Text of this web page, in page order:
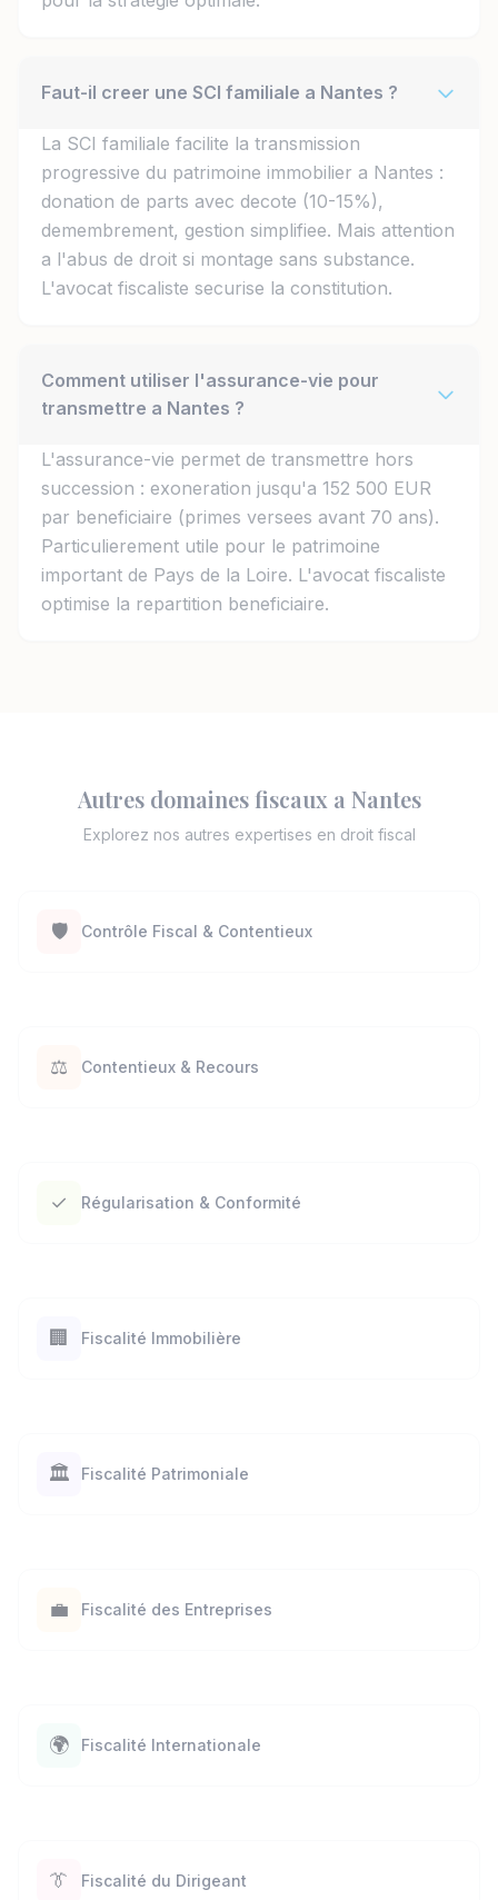
Faut-il creer une SCI familiale a Nantes ?
La SCI familiale facilite la transmission
progressive du patrimoine immobilier a Nantes :
donation de parts avec decote (10-15%),
demembrement, gestion simplifiee. Mais attention
a l'abus de droit si montage sans substance.
L'avocat fiscaliste securise la constitution.
Comment utiliser l'assurance-vie pour
transmettre a Nantes ?
L'assurance-vie permet de transmettre hors
succession : exoneration jusqu'a 152 500 EUR
par beneficiaire (primes versees avant 70 ans).
Particulierement utile pour le patrimoine
important de Pays de la Loire. L'avocat fiscaliste
optimise la repartition beneficiaire.
Autres domaines fiscaux a Nantes
Explorez nos autres expertises en droit fiscal
🛡️ Contrôle Fiscal & Contentieux
⚖️ Contentieux & Recours
✓ Régularisation & Conformité
🏢 Fiscalité Immobilière
🏛️ Fiscalité Patrimoniale
💼 Fiscalité des Entreprises
🌍 Fiscalité Internationale
👔 Fiscalité du Dirigeant